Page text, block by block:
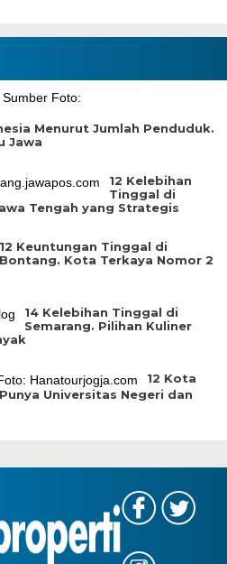
Menurut Jumlah Penduduk.
Jawa
12 Kelebihan
Tinggal di
Tengah yang Strategis
12 Keuntungan Tinggal di
Bontang. Kota Terkaya Nomor 2
14 Kelebihan Tinggal di
Semarang. Pilihan Kuliner
12 Kota
Universitas Negeri dan